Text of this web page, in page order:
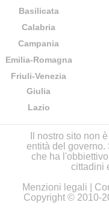
Basilicata
Calabria
Campania
Emilia-Romagna
Friuli-Venezia
Giulia
Lazio
Il nostro sito non
entità del
che ha
cittadini
Menzioni legali
Copyright © 2010-